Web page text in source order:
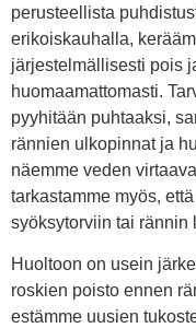
perusteellista
erikoiskauhalla,
järjestelmällisesti pois
huomaamattomasti.
pyyhitään puhtaaksi,
rännien ulkopinnat ja
näemme veden
tarkastamme myös,
syöksytorviin tai rännin
Huoltoon on usein
roskien poisto ennen
estämme uusien